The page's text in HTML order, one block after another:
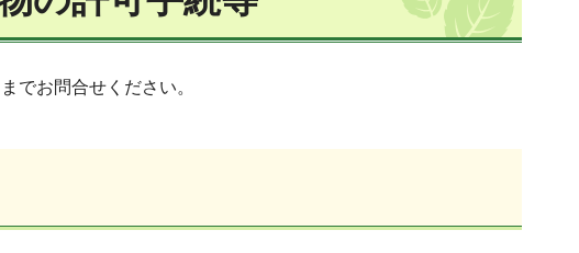
でお問合せください。